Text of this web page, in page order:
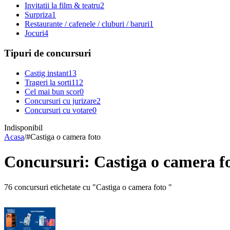
Invitatii la film & teatru2
Surpriza1
Restaurante / cafenele / cluburi / baruri1
Jocuri4
Tipuri de concursuri
Castig instant13
Trageri la sorti112
Cel mai bun scor0
Concursuri cu jurizare2
Concursuri cu votare0
Indisponibil
Acasa/#Castiga o camera foto
Concursuri: Castiga o camera
76 concursuri etichetate cu "Castiga o camera foto "